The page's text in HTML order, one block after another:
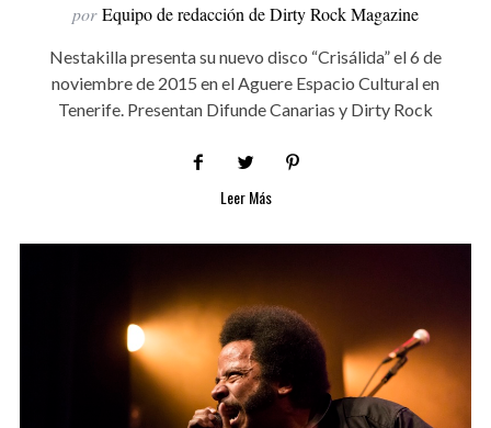
por Equipo de redacción de Dirty Rock Magazine
Nestakilla presenta su nuevo disco “Crisálida” el 6 de
noviembre de 2015 en el Aguere Espacio Cultural en
Tenerife. Presentan Difunde Canarias y Dirty Rock
Leer Más